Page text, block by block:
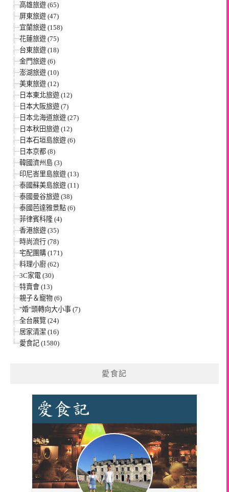
高雄旅遊 (65)
屏東旅遊 (47)
宜蘭旅遊 (158)
花蓮旅遊 (75)
台東旅遊 (18)
金門旅遊 (6)
澎湖旅遊 (10)
美東旅遊 (12)
日本東北旅遊 (12)
日本大阪旅遊 (7)
日本北海道旅遊 (27)
日本秋田旅遊 (12)
日本石垣島旅遊 (6)
日本京都 (8)
韓國濟州島 (3)
印尼峇里島旅遊 (13)
泰國蘇美島旅遊 (11)
泰國曼谷旅遊 (38)
泰國芭達雅景點 (6)
菲律賓科隆 (4)
香港旅遊 (35)
時尚流行 (78)
宅配團購 (171)
料理小廚 (62)
3C家電 (30)
特賣會 (13)
親子＆寵物 (6)
"婚"頭轉向大小事 (7)
全台展覽 (24)
居家清潔 (16)
愛食記 (1580)
愛食記